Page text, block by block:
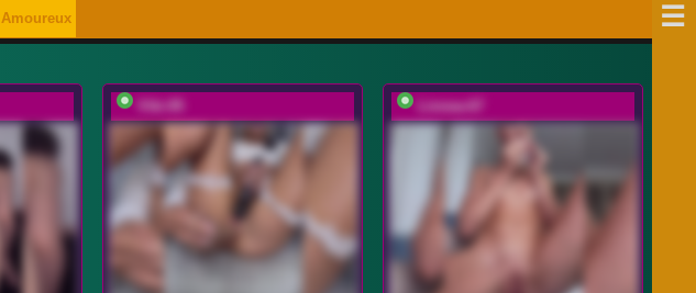
Amoureux
Viki-05 Linnea-67